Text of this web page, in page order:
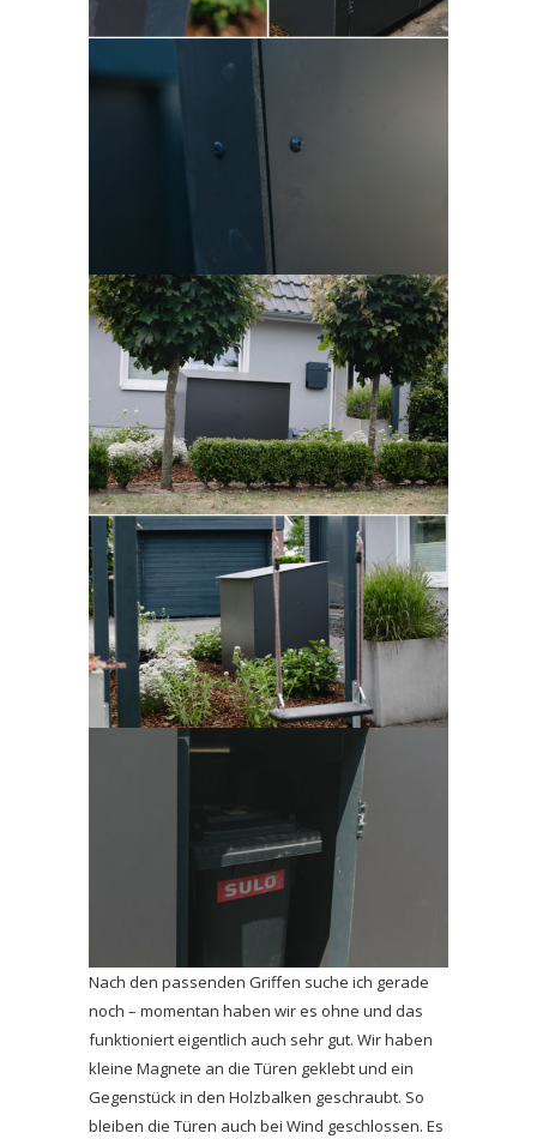
Nach den passenden Griffen suche ich gerade
noch – momentan haben wir es ohne und das
funktioniert eigentlich auch sehr gut. Wir haben
kleine Magnete an die Türen geklebt und ein
Gegenstück in den Holzbalken geschraubt. So
bleiben die Türen auch bei Wind geschlossen. Es